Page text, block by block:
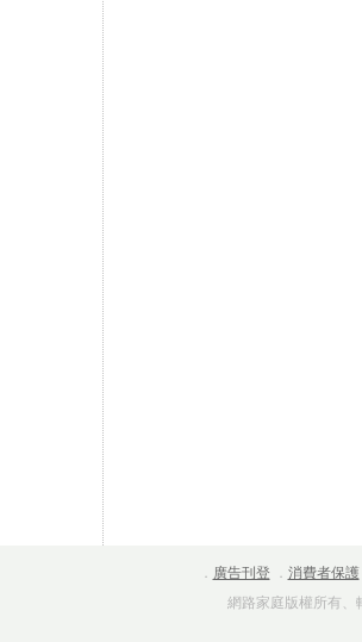
． 廣告刊登． 消費者保護
網路家庭版權所有